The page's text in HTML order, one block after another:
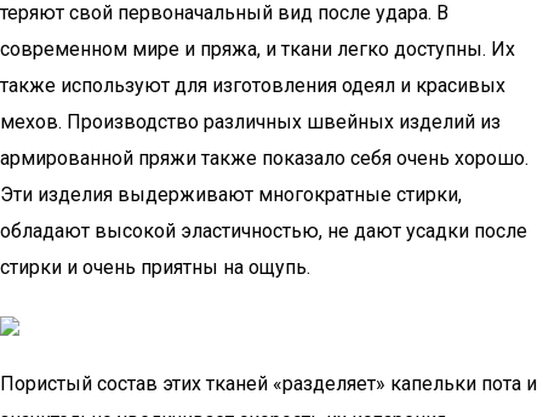
теряют свой первоначальный вид после удара. В
современном мире и пряжа, и ткани легко доступны. Их
также используют для изготовления одеял и красивых
мехов. Производство различных швейных изделий из
армированной пряжи также показало себя очень хорошо.
Эти изделия выдерживают многократные стирки,
обладают высокой эластичностью, не дают усадки после
стирки и очень приятны на ощупь.
Пористый состав этих тканей «разделяет» капельки пота и